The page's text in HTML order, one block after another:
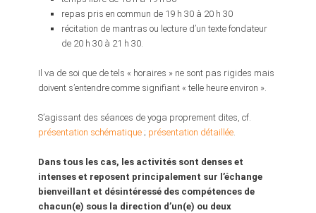
repas pris en commun de 19 h 30 à 20 h 30
récitation de mantras ou lecture d’un texte fondateur
de 20 h 30 à 21 h 30.
Il va de soi que de tels « horaires » ne sont pas rigides mais
doivent s’entendre comme signifiant « telle heure environ ».
S’agissant des séances de yoga proprement dites, cf.
présentation schématique ; présentation détaillée
Dans tous les cas, les activités sont denses et
intenses et reposent principalement sur l’échange
bienveillant et désintéressé des compétences de
chacun(e) sous la direction d’un(e) ou deux